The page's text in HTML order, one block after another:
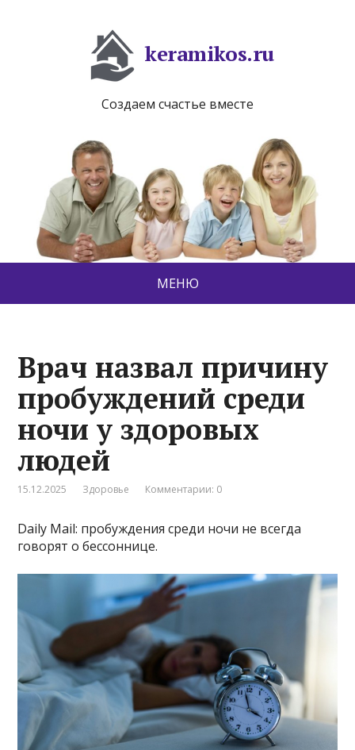
keramikos.ru
Создаем счастье вместе
МЕНЮ
Врач назвал причину
пробуждений среди
ночи у здоровых
людей
15.12.2025 Здоровье Комментарии: 0
Daily Mail: пробуждения среди ночи не всегда
говорят о бессоннице.